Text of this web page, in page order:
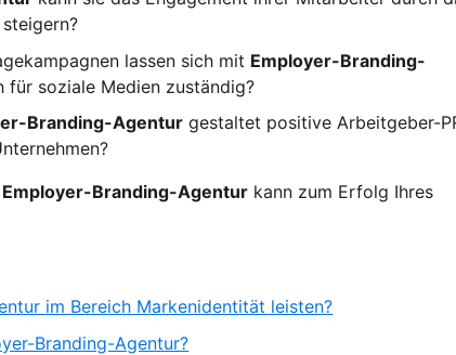
lassen sich mit Employer-Branding-
für soziale Medien zuständig?
Branding-Agentur gestaltet positive Arbeitgeber-
Employer-Branding-Agentur kann zum Erfolg Ihres
im Bereich Markenidentität leisten?
Branding-Agentur?